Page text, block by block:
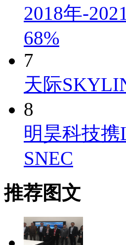
2018年-
68%
7
天际
8
明昊科技携
SNEC
推荐图文